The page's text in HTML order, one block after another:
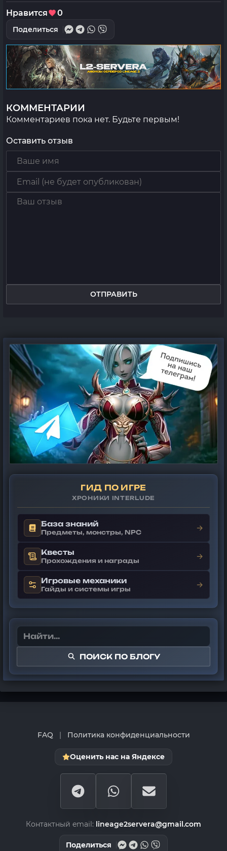
Нравится 0
Поделиться
КОММЕНТАРИИ
Комментариев пока нет. Будьте первым!
Оставить отзыв
ОТПРАВИТЬ
ГИД ПО ИГРЕ
ХРОНИКИ INTERLUDE
База знаний
Предметы, монстры, NPC →
Квесты
Прохождения и награды →
Игровые механики
Гайды и системы игры →
ПОИСК ПО БЛОГУ
FAQ | Политика конфиденциальности
Оценить нас на Яндексе
Контактный email: lineage2servera@gmail.com
Поделиться